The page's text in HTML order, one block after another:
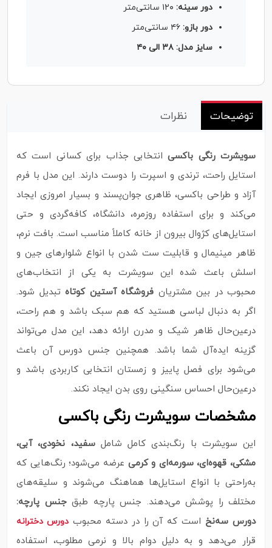
دور سینه:
دور بازو:
سایز مدل: ۳۸ الی ۴۰
توضیحات نظرات
سویشرت رنگی باکسیانتخابی جذاب برای کسانی است که
استایل راحت، ترندی و اسپرت را دوست دارند. این مدل با فرم
آزاد و طراحی باکسی، ظاهری جوان‌پسند و بسیار امروزی ایجاد
می‌کند و برای استفاده روزمره، دانشگاه، کافه‌گردی و حتی
استایل‌های کژوال بیرون از خانه کاملاً مناسب است. بافت نرم،
ظاهر مینیمال و قابلیت ست شدن با انواع شلوارهای جین و
اسلش باعث شده این سویشرت به یکی از انتخاب‌های
محبوب در بین مشتریان فروشگاه آستین کوتاه تبدیل شود.
اگر به دنبال لباسی هستید که هم سبک باشد و هم راحت،
درعین‌حال ظاهر شیک و مدرن ارائه دهد، این مدل می‌تواند
گزینه ایده‌آل شما باشد. همچنین جنس دورس آن باعث
می‌شود برای فصل پاییز و زمستان انتخابی کاربردی باشد و
درعین‌حال احساس سنگینی روی بدن ایجاد نکند.
مشخصات سویشرت رنگی باکسی
این سویشرت با رنگ‌بندی کامل شاملسفید، نخودی، آبی،
مشکی، قهوه‌ای، سورمه‌ای و کرمی عرضه می‌شود؛ رنگ‌هایی که
به‌راحتی با انواع استایل‌ها هماهنگ می‌شوند و سلیقه‌های
مختلف را پوشش می‌دهند. جنس پارچه طبقجنس پارچه:
دورس سه‌نخ است که آن را در دسته محبوبدورس دخترانه
قرار می‌دهد و به دلیل دوام بالا و نرمی مطلوب، استفاده